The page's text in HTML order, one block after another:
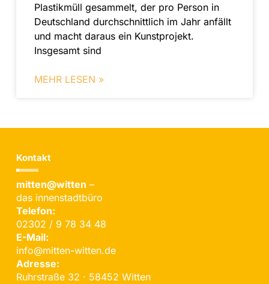
Plastikmüll gesammelt, der pro Person in
Deutschland durchschnittlich im Jahr anfällt
und macht daraus ein Kunstprojekt.
Insgesamt sind
MEHR LESEN »
Kontakt
mitten@witten –
das innenstadtbüro
Telefon:
02302 / 9 78 34 48
E-Mail:
info@mitten-witten.de
Adresse:
Ruhrstraße 32 · 58452 Witten